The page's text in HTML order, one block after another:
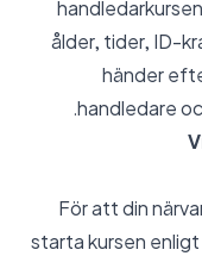
ålder, tider, ID-
händer
handledare
För att din
starta kursen